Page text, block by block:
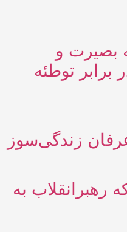
بصیرت و
توطئه
زندگی‌سوز
رهبرانقلاب به